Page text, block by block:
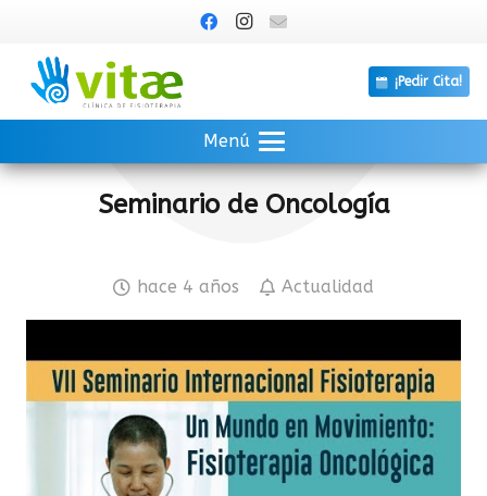
¡Pedir Cita!
Menú
Seminario de Oncología
hace 4 años Actualidad